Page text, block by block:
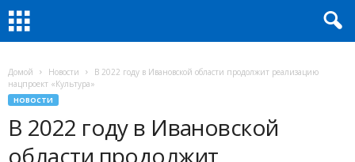
Домой Новости
В 2022 году в Ивановской области продолжит реализацию
нацпроект «Культура»
НОВОСТИ
В 2022 году в Ивановской
области продолжит